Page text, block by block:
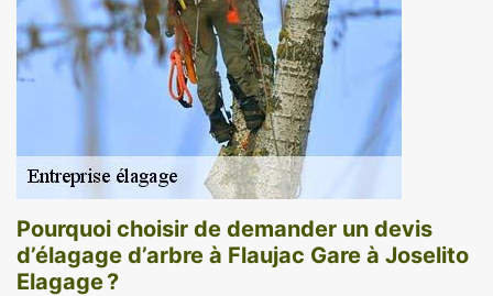
Pourquoi choisir de demander un devis
d’élagage d’arbre à Flaujac Gare à Joselito
Elagage ?